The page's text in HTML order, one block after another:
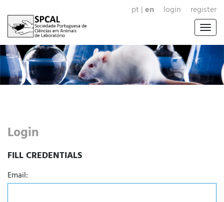
pt |en login
register
Login
FILL CREDENTIALS
Email: